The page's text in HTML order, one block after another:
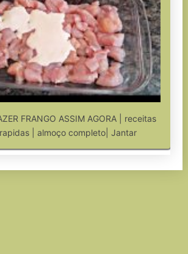
FRANGO ASSIM AGORA | receitas
| almoço completo| Jantar